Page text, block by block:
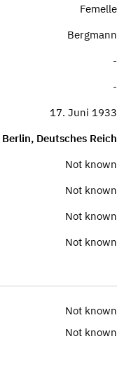
Femelle
Bergmann
-
-
17. Juni 1933
Berlin, Deutsches Reich
Not known
Not known
Not known
Not known
Not known
Not known